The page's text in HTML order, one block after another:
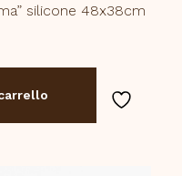
silicone 48x38cm